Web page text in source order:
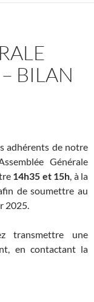
BILAN
adhérents de notre
Générale
14h35 et 15h, à la
de soumettre au
2025.
transmettre une
en contactant la